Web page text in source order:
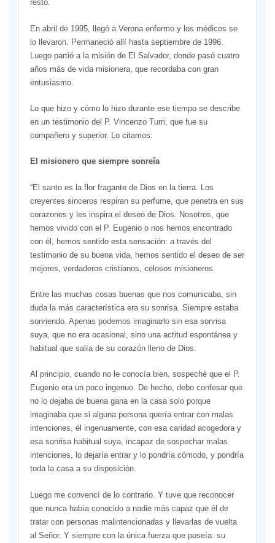
resto.
En abril de 1995, llegó a Verona enfermo y los médicos se
lo llevaron. Permaneció allí hasta septiembre de 1996.
Luego partió a la misión de El Salvador, donde pasó cuatro
años más de vida misionera, que recordaba con gran
entusiasmo.
Lo que hizo y cómo lo hizo durante ese tiempo se describe
en un testimonio del P. Vincenzo Turri, que fue su
compañero y superior. Lo citamos:
El misionero que siempre sonreía
“El santo es la flor fragante de Dios en la tierra. Los
creyentes sinceros respiran su perfume, que penetra en sus
corazones y les inspira el deseo de Dios. Nosotros, que
hemos vivido con el P. Eugenio o nos hemos encontrado
con él, hemos sentido esta sensación: a través del
testimonio de su buena vida, hemos sentido el deseo de ser
mejores, verdaderos cristianos, celosos misioneros.
Entre las muchas cosas buenas que nos comunicaba, sin
duda la más característica era su sonrisa. Siempre estaba
sonriendo. Apenas podemos imaginarlo sin esa sonrisa
suya, que no era ocasional, sino una actitud espontánea y
habitual que salía de su corazón lleno de Dios.
Al principio, cuando no le conocía bien, sospeché que el P.
Eugenio era un poco ingenuo. De hecho, debo confesar que
no lo dejaba de buena gana en la casa solo porque
imaginaba que si alguna persona quería entrar con malas
intenciones, él ingenuamente, con esa caridad acogedora y
esa sonrisa habitual suya, incapaz de sospechar malas
intenciones, lo dejaría entrar y lo pondría cómodo, y pondría
toda la casa a su disposición.
Luego me convencí de lo contrario. Y tuve que reconocer
que nunca había conocido a nadie más capaz que él de
tratar con personas malintencionadas y llevarlas de vuelta
al Señor. Y siempre con la única fuerza que poseía: su